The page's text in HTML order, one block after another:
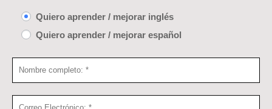
Quiero aprender / mejorar inglés
Quiero aprender / mejorar español